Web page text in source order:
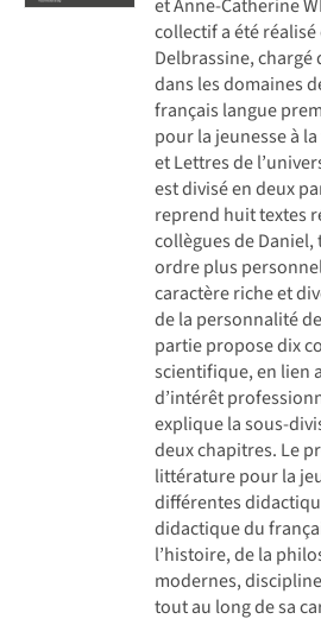
et Anne-Catherine
collectif a été
Delbrassine,
dans les domaines
français langue
pour la jeunesse à
et Lettres de
est divisé en deux
reprend huit textes
collègues de Daniel,
ordre plus
caractère riche et
de la personnalité
partie propose dix
scientifique, en lien
d’intérêt
explique la sous-
deux chapitres. Le
littérature pour la
différentes
didactique du
l’histoire, de la
modernes,
tout au long de sa